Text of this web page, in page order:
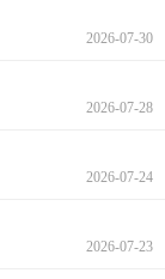
2026-07-30
2026-07-28
2026-07-24
2026-07-23